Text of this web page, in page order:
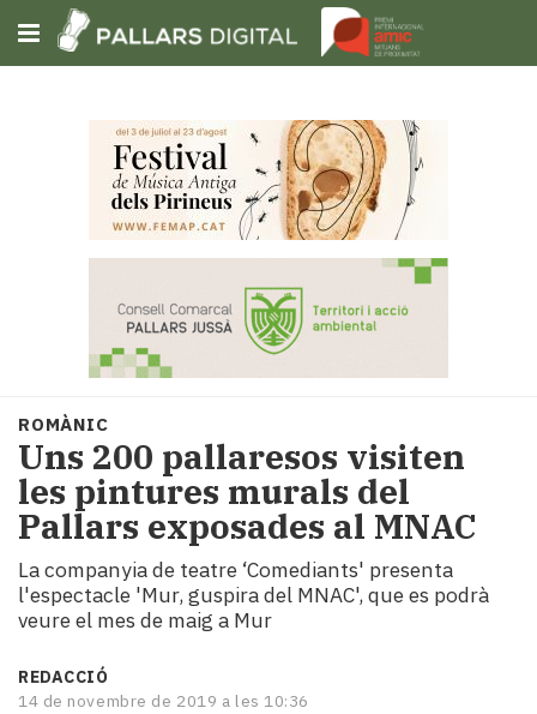
Subscriu-t'hi
Portada
Societat
Política
i
municipis
Economia
turisme
Cultura
Mai
tant!
ROMÀNIC
Uns 200 pallaresos visiten
les pintures murals del
Pallars exposades al MNAC
La companyia de teatre ‘Comediants' presenta
l'espectacle 'Mur, guspira del MNAC', que es podrà
veure el mes de maig a Mur
REDACCIÓ
14 de novembre de 2019 a les 10:36